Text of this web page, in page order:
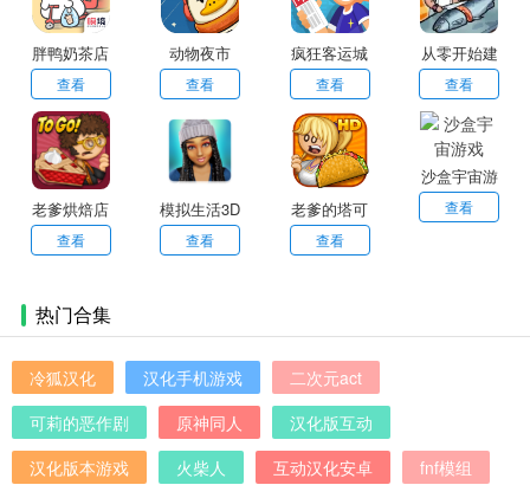
胖鸭奶茶店
游戏
查看
动物夜市
查看
疯狂客运城
查看
从零开始建
造工厂
查看
老爹烘焙店
查看
模拟生活3D
虚拟世界新
查看
老爹的塔可
店中文版
查看
沙盒宇宙游
戏
查看
热门合集
冷狐汉化 汉化手机游戏
二次元act
可莉的恶作剧
原神同人
汉化版互动
汉化版本游戏
火柴人 互动汉化安卓
fnf模组